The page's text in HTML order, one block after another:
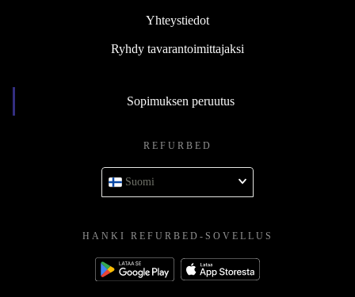
Yhteystiedot
Ryhdy tavarantoimittajaksi
Sopimuksen peruutus
REFURBED
Suomi
HANKI REFURBED-SOVELLUS